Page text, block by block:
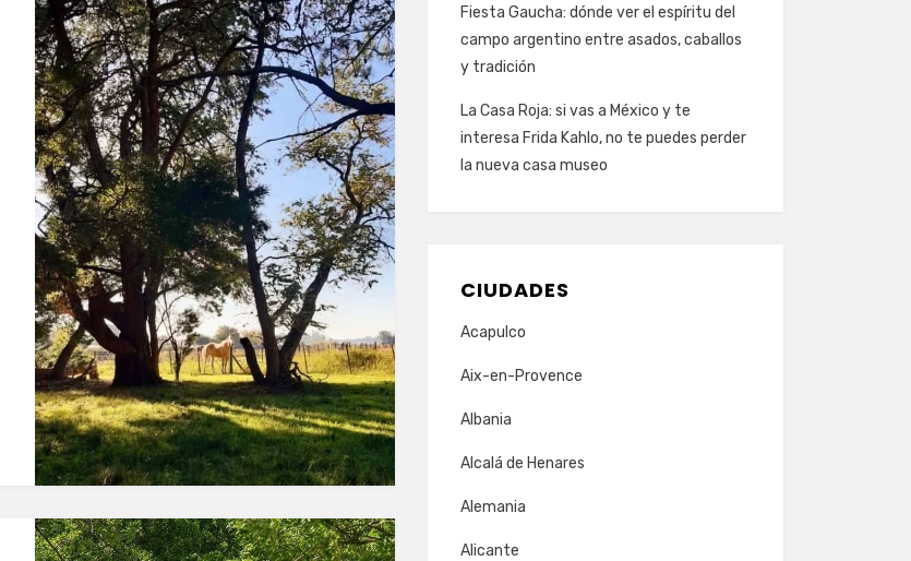
Fiesta Gaucha: dónde ver el espíritu del
campo argentino entre asados, caballos
y tradición
La Casa Roja: si vas a México y te
interesa Frida Kahlo, no te puedes perder
la nueva casa museo
CIUDADES
Acapulco
Aix-en-Provence
Albania
Alcalá de Henares
Alemania
Alicante